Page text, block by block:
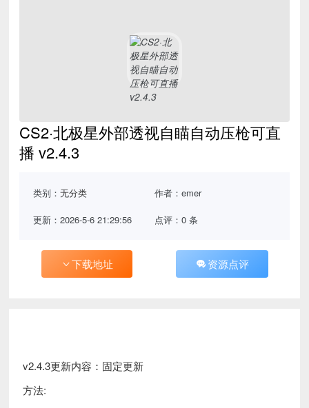
CS2·北极星外部透视自瞄自动压枪可直
播 v2.4.3
类别：无分类 作者：emer
更新：2026-5-6 21:29:56 点评：0 条
下载地址 资源点评
v2.4.3更新内容：固定更新
方法: